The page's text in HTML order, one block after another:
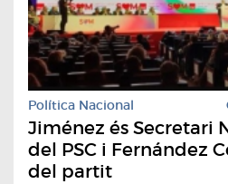
Política Nacional
Jiménez és Secretari
del PSC i Fernández
del partit